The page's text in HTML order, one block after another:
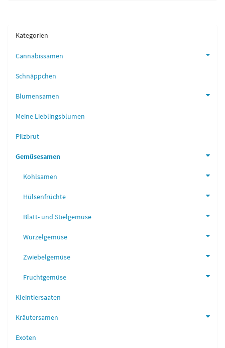
Kategorien
Cannabissamen
Schnäppchen
Blumensamen
Meine Lieblingsblumen
Pilzbrut
Gemüsesamen
Kohlsamen
Hülsenfrüchte
Blatt- und Stielgemüse
Wurzelgemüse
Zwiebelgemüse
Fruchtgemüse
Kleintiersaaten
Kräutersamen
Exoten